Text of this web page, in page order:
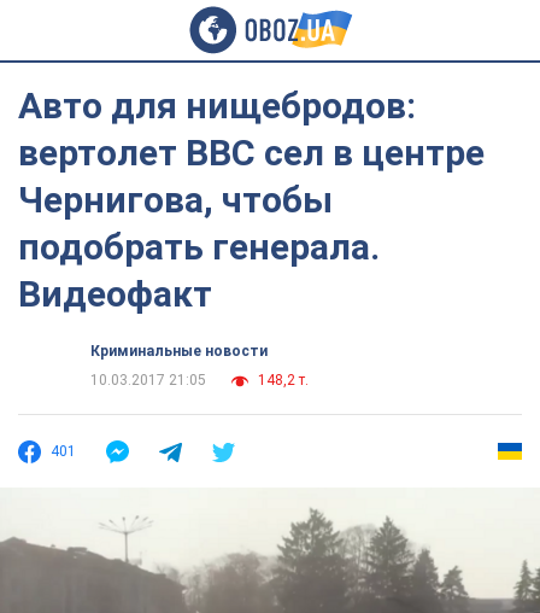
Авто для нищебродов:
вертолет ВВС сел в центре
Чернигова, чтобы
подобрать генерала.
Видеофакт
Криминальные новости
10.03.2017 21:05
148,2 т.
401